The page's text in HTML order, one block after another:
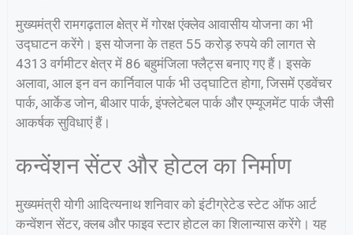
मुख्यमंत्री रामगढ़ताल क्षेत्र में गोरक्ष एंक्लेव आवासीय योजना का भी
उद्घाटन करेंगे। इस योजना के तहत 55 करोड़ रुपये की लागत से
4313 वर्गमीटर क्षेत्र में 86 बहुमंजिला फ्लैट्स बनाए गए हैं। इसके
अलावा, आल इन वन कार्निवाल पार्क भी उद्घाटित होगा, जिसमें एडवेंचर
पार्क, आर्केड जोन, बीआर पार्क, इंफ्लेटेबल पार्क और एम्यूजमेंट पार्क जैसी
आकर्षक सुविधाएं हैं।
कन्वेंशन सेंटर और होटल का निर्माण
मुख्यमंत्री योगी आदित्यनाथ शनिवार को इंटीग्रेटेड स्टेट ऑफ आर्ट
कन्वेंशन सेंटर, क्लब और फाइव स्टार होटल का शिलान्यास करेंगे। यह